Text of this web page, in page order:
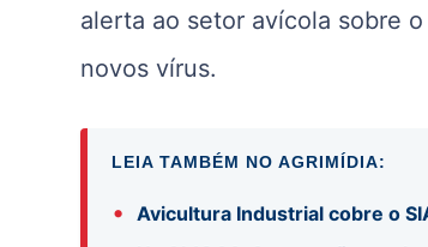
alerta ao setor avícola sobre
novos vírus.
LEIA TAMBÉM NO AGRIMÍDIA:
• Avicultura Industrial cobre o